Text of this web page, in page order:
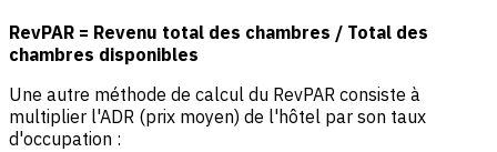
RevPAR = Revenu total des chambres / Total des
chambres disponibles
Une autre méthode de calcul du RevPAR consiste à
multiplier l'ADR (prix moyen) de l'hôtel par son taux
d'occupation :